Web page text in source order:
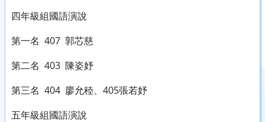
四年級組國語演說
第一名 407 郭芯慈
第二名 403 陳姿妤
第三名 404 廖允稑、405張若妤
五年級組國語演說